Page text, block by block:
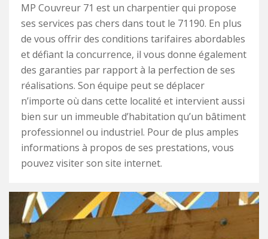
MP Couvreur 71 est un charpentier qui propose
ses services pas chers dans tout le 71190. En plus
de vous offrir des conditions tarifaires abordables
et défiant la concurrence, il vous donne également
des garanties par rapport à la perfection de ses
réalisations. Son équipe peut se déplacer
n’importe où dans cette localité et intervient aussi
bien sur un immeuble d’habitation qu’un bâtiment
professionnel ou industriel. Pour de plus amples
informations à propos de ses prestations, vous
pouvez visiter son site internet.